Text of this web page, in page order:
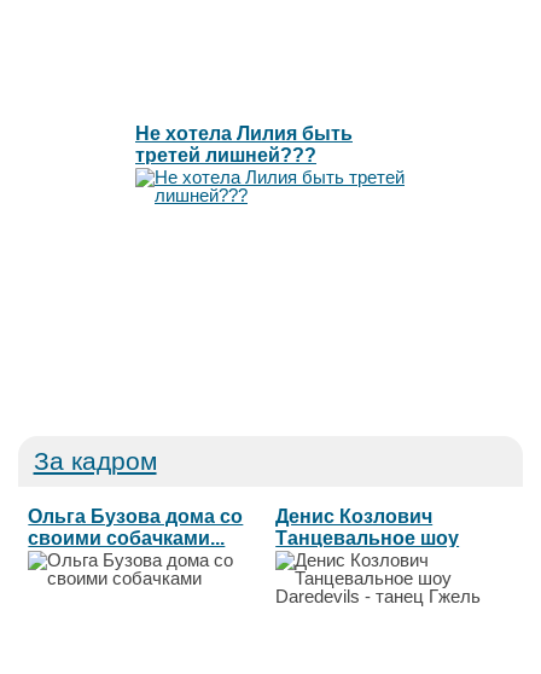
Не хотела Лилия быть
третей лишней???
За кадром
Ольга Бузова дома со
своими собачками...
Денис Козлович
Танцевальное шоу
Daredevils -...